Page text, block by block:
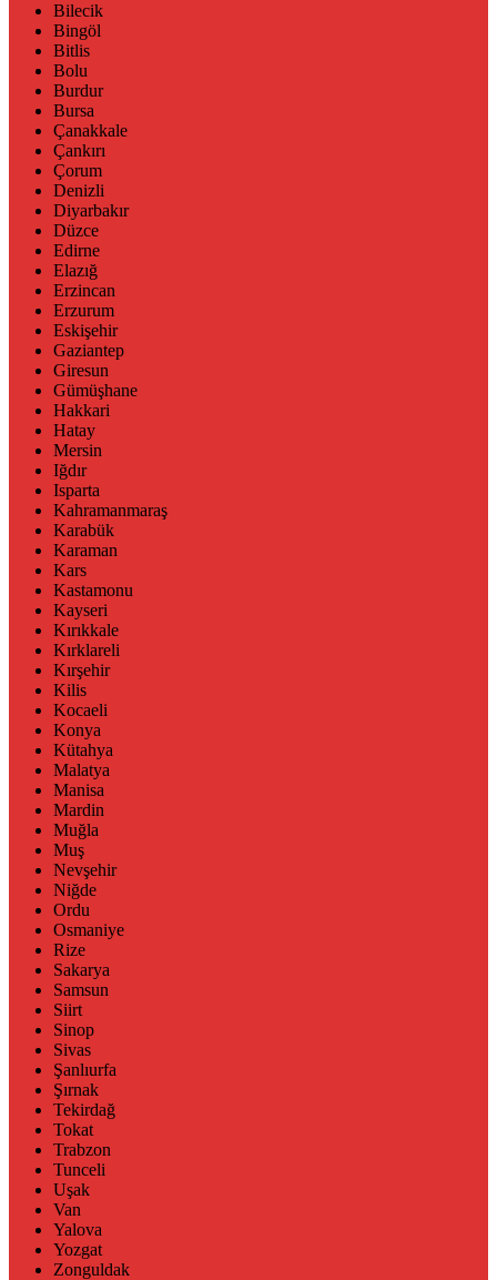
Bilecik
Bingöl
Bitlis
Bolu
Burdur
Bursa
Çanakkale
Çankırı
Çorum
Denizli
Diyarbakır
Düzce
Edirne
Elazığ
Erzincan
Erzurum
Eskişehir
Gaziantep
Giresun
Gümüşhane
Hakkari
Hatay
Mersin
Iğdır
Isparta
Kahramanmaraş
Karabük
Karaman
Kars
Kastamonu
Kayseri
Kırıkkale
Kırklareli
Kırşehir
Kilis
Kocaeli
Konya
Kütahya
Malatya
Manisa
Mardin
Muğla
Muş
Nevşehir
Niğde
Ordu
Osmaniye
Rize
Sakarya
Samsun
Siirt
Sinop
Sivas
Şanlıurfa
Şırnak
Tekirdağ
Tokat
Trabzon
Tunceli
Uşak
Van
Yalova
Yozgat
Zonguldak